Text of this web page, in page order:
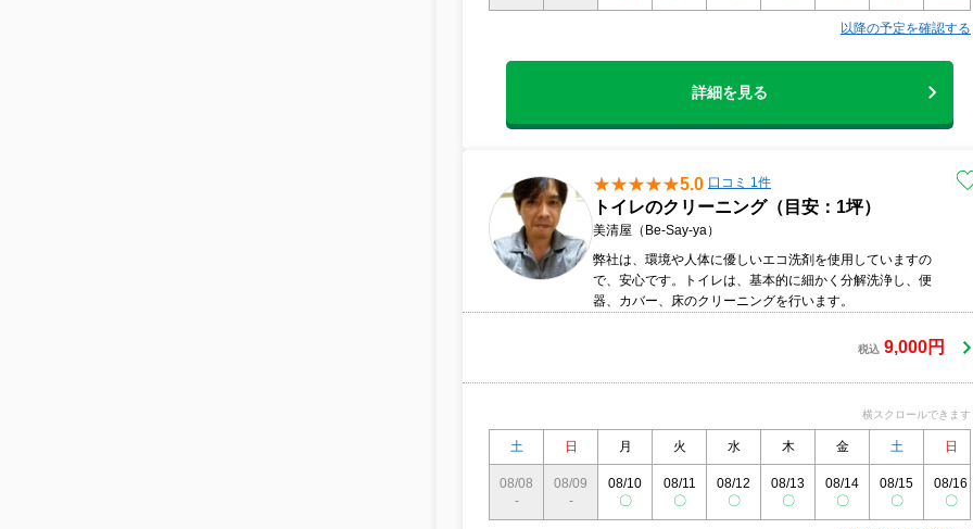
以降の予定を確認する
詳細を見る
5.0 口コミ 1件
トイレのクリーニング（目安：1坪）
美清屋（Be-Say-ya）
弊社は、環境や人体に優しいエコ洗剤を使用していますの
で、安心です。トイレは、基本的に細かく分解洗浄し、便
器、カバー、床のクリーニングを行います。
税込 9,000円
横スクロールできます
土 日 月 火 水 木 金 土 日
08/08
-
08/09
-
08/10
〇
08/11
〇
08/12
〇
08/13
〇
08/14
〇
08/15
〇
08/16
〇